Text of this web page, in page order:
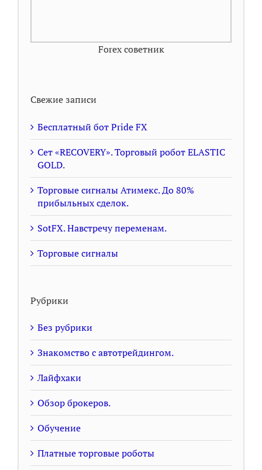
Forex советник
Свежие записи
Бесплатный бот Pride FX
Сет «RECOVERY». Торговый робот ELASTIC
GOLD.
Торговые сигналы Атимекс. До 80%
прибыльных сделок.
SotFX. Навстречу переменам.
Торговые сигналы
Рубрики
Без рубрики
Знакомство с автотрейдингом.
Лайфхаки
Обзор брокеров.
Обучение
Платные торговые роботы